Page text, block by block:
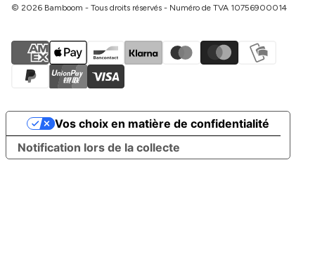
© 2026 Bamboom - Tous droits réservés - Numéro de TVA 10756900014
Notification lors de la collecte
Vos choix en matière de confidentialité